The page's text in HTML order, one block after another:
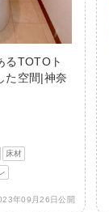
るTOTOト
た空間|神奈
床材
年09月26日公開